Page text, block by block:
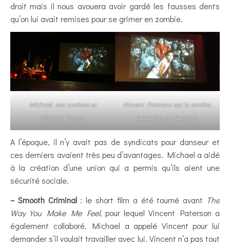
droit mais il nous avouera avoir gardé les fausses dents
qu’on lui avait remises pour se grimer en zombie.
Michael, ses zombies et
Michael Peters.
Vincent Paterson est le zombie,
à gauche sur la photo.
A l’époque, il n’y avait pas de syndicats pour danseur et
ces derniers avaient très peu d’avantages. Michael a aidé
à la création d’une union qui a permis qu’ils aient une
sécurité sociale.
– Smooth Criminal: le short film a été tourné avant The
Way You Make Me Feel, pour lequel Vincent Paterson a
également collaboré. Michael a appelé Vincent pour lui
demander s’il voulait travailler avec lui. Vincent n’a pas tout